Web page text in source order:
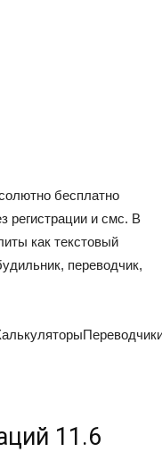
бесплатно
регистрации и смс. В
как текстовый
переводчик,
11.6